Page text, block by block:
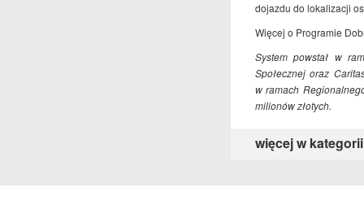
dojazdu do lokalizacji
Więcej o Programie
System powstał w
Społecznej oraz
w ramach
milionów złotych.
więcej w